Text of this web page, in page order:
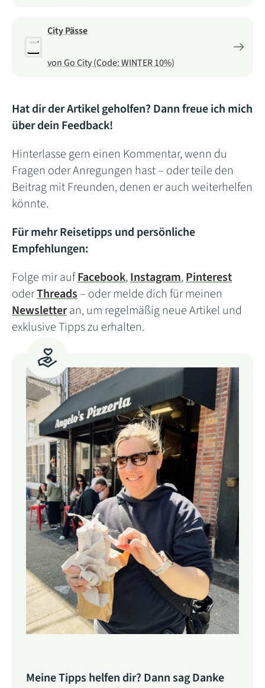
City Pässe
von Go City (Code: WINTER 10%)
Hat dir der Artikel geholfen? Dann freue ich mich
über dein Feedback!
Hinterlasse gern einen Kommentar, wenn du
Fragen oder Anregungen hast – oder teile den
Beitrag mit Freunden, denen er auch weiterhelfen
könnte.
Für mehr Reisetipps und persönliche
Empfehlungen:
Folge mir aufFacebook,Instagram,Pinterest
oderThreads– oder melde dich für meinen
Newsletteran, um regelmäßig neue Artikel und
exklusive Tipps zu erhalten.
Meine Tipps helfen dir? Dann sag Danke